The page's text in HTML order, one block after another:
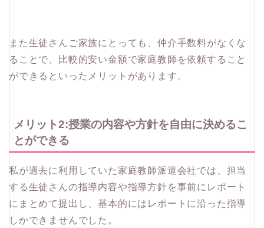
また生徒さんご家族にとっても、仲介手数料がなくな
ることで、比較的安い金額で家庭教師を依頼すること
ができるといったメリットがあります。
メリット2:授業の内容や方針を自由に決めるこ
とができる
私が過去に利用していた家庭教師派遣会社では、担当
する生徒さんの指導内容や指導方針を事前にレポート
にまとめて提出し、基本的にはレポートに沿った指導
しかできませんでした。